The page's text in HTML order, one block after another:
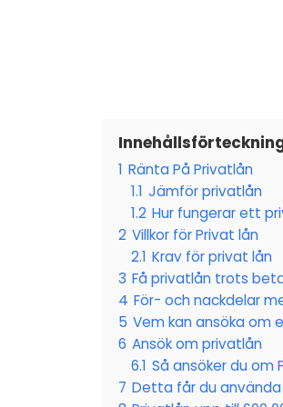
1 Ränta På Privatlån
1.1 Jämför privatlån
1.2 Hur fungerar ett
2 Villkor för Privat lån
2.1 Krav för privat lån
3 Få privatlån trots
4 För- och nackdelar
5 Vem kan ansöka om
6 Ansök om privatlån
6.1 Så ansöker du om
7 Detta får du